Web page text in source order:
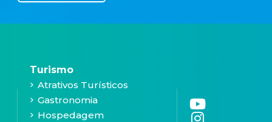
Turismo
Atrativos Turísticos
Gastronomia
Hospedagem